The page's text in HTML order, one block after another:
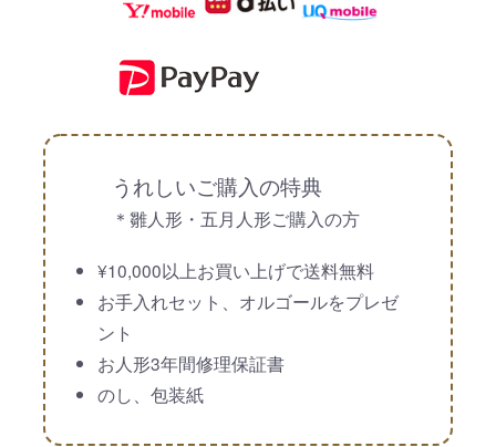
うれしいご購入の特典
＊雛人形・五月人形ご購入の方
¥10,000以上お買い上げで送料無料
お手入れセット、オルゴールをプレゼ
ント
お人形3年間修理保証書
のし、包装紙